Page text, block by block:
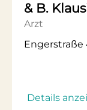
& B.
Arzt
Engerstraße
Details